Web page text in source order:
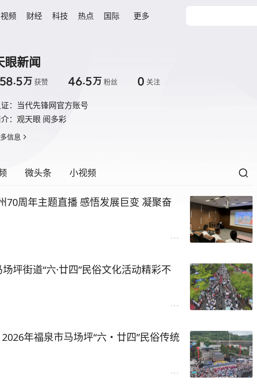
视频 财经 科技 热点 国际 更多
眼新闻
万 获赞 46.5万 粉丝 0 关注
： 当代先锋网官方账号
： 观天眼 阅多彩
信息
微头条 小视频
70周年主题直播 感悟发展巨变 凝聚奋
坪街道“六·廿四”民俗文化活动精彩不
年福泉市马场坪“六・廿四”民俗传统